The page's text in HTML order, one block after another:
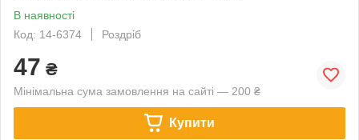
В наявності
Код: 14-6374
Роздріб
47 ₴
Мінімальна сума замовлення на сайті — 200 ₴
Купити